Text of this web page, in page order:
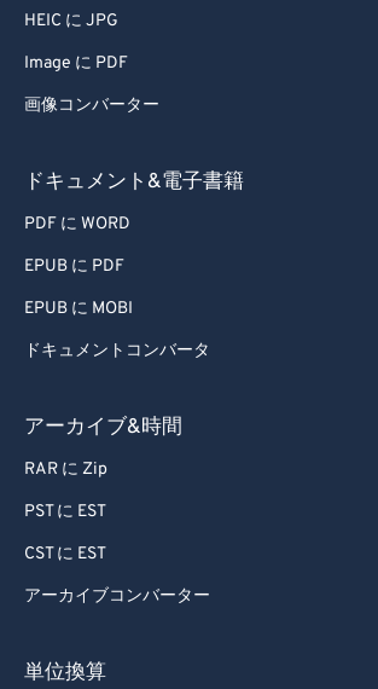
HEIC に JPG
Image に PDF
画像コンバーター
ドキュメント&電子書籍
PDF に WORD
EPUB に PDF
EPUB に MOBI
ドキュメントコンバータ
アーカイブ&時間
RAR に Zip
PST に EST
CST に EST
アーカイブコンバーター
単位換算